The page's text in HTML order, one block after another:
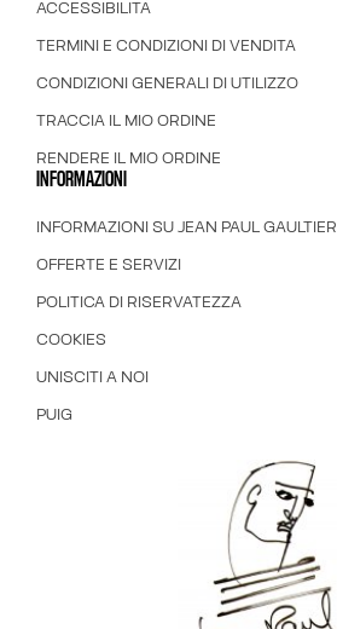
ACCESSIBILITÀ
TERMINI E CONDIZIONI DI VENDITA
CONDIZIONI GENERALI DI UTILIZZO
TRACCIA IL MIO ORDINE
RENDERE IL MIO ORDINE
INFORMAZIONI
INFORMAZIONI SU JEAN PAUL GAULTIER
OFFERTE E SERVIZI
POLITICA DI RISERVATEZZA
COOKIES
UNISCITI A NOI
PUIG